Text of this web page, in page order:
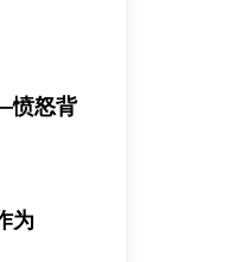
愤怒背
为